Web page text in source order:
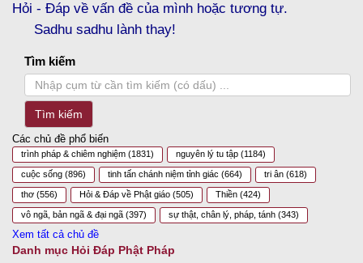
Hỏi - Đáp về vấn đề của mình hoặc tương tự.
Sadhu sadhu lành thay!
Tìm kiếm
Tìm kiếm
Các chủ đề phổ biến
trình pháp & chiêm nghiệm (1831) nguyên lý tu tập (1184)
cuộc sống (896) tinh tấn chánh niệm tỉnh giác (664) tri ân (618)
thơ (556) Hỏi & Đáp về Phật giáo (505) Thiền (424)
vô ngã, bản ngã & đại ngã (397) sự thật, chân lý, pháp, tánh (343)
Xem tất cả chủ đề
Danh mục Hỏi Đáp Phật Pháp